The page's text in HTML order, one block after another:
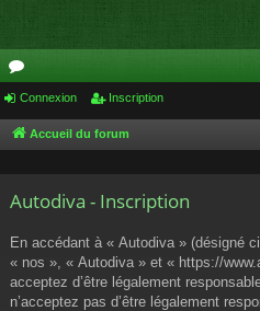
or
u
s
Connexion Inscription
Accueil du forum
Autodiva - Inscription
En accédant à « Autodiva » (désigné
« nos », « Autodiva » et « https://
acceptez d’être légalement
n’acceptez pas d’être légalement